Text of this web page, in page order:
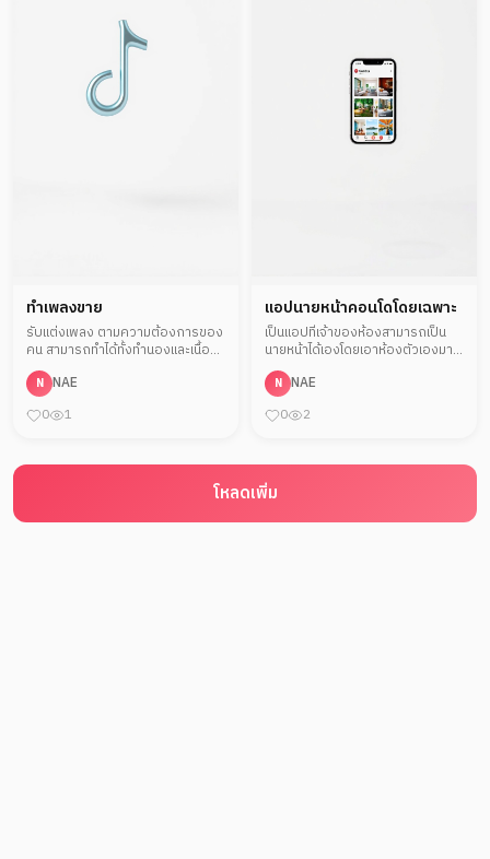
ทำเพลงขาย
รับแต่งเพลง ตามความต้องการของ
คน สามารถทำได้ทั้งทำนองและเนื้อ
ร้อง
N NAE
0
1
แอปนายหน้าคอนโดโดยเฉพาะ
เป็นแอปที่เจ้าของห้องสามารถเป็น
นายหน้าได้เองโดยเอาห้องตัวเองมา
ลง คล้ายมารเกตเพรส
N NAE
0
2
โหลดเพิ่ม